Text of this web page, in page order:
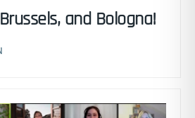
and Bologna!